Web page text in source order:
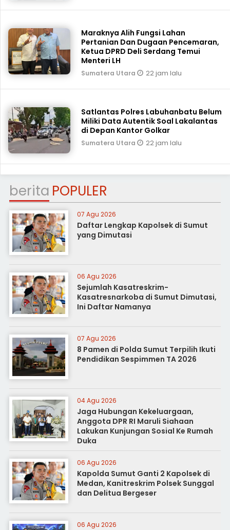
Maraknya Alih Fungsi Lahan
Pertanian Dan Dugaan Pencemaran,
Ketua DPRD Deli Serdang Temui
Menteri LH
Sumatera Utara 22 jam lalu
Satlantas Polres Labuhanbatu Belum
Miliki Data Autentik Soal Lakalantas
di Depan Kantor Golkar
Sumatera Utara 22 jam lalu
berita POPULER
07 Agu 2026
Daftar Lengkap Kapolsek di Sumut
yang Dimutasi
06 Agu 2026
Sejumlah Kasatreskrim-
Kasatresnarkoba di Sumut Dimutasi,
Ini Daftar Namanya
07 Agu 2026
8 Pamen di Polda Sumut Terpilih Ikuti
Pendidikan Sespimmen TA 2026
04 Agu 2026
Jaga Hubungan Kekeluargaan,
Anggota DPR RI Maruli Siahaan
Lakukan Kunjungan Sosial Ke Rumah
Duka
06 Agu 2026
Kapolda Sumut Ganti 2 Kapolsek di
Medan, Kanitreskrim Polsek Sunggal
dan Delitua Bergeser
06 Agu 2026